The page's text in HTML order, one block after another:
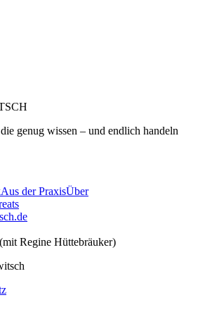
genug wissen – und endlich handeln
Aus der PraxisÜber
(mit Regine Hüttebräuker)